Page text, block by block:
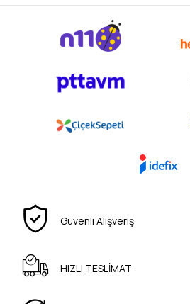
Güvenli Alışveriş
HIZLI TESLİMAT